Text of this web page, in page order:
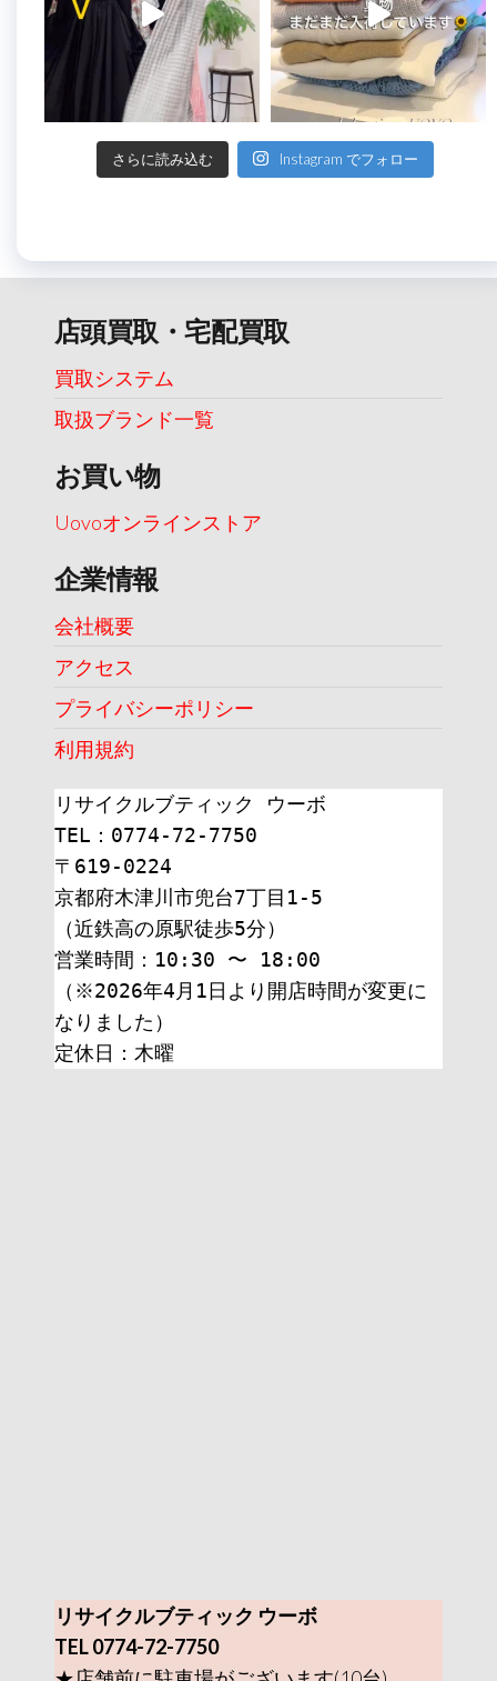
さらに読み込む Instagram でフォロー
店頭買取・宅配買取
買取システム
取扱ブランド一覧
お買い物
Uovoオンラインストア
企業情報
会社概要
アクセス
プライバシーポリシー
利用規約
リサイクルブティック ウーボ
TEL：0774-72-7750
〒619-0224
京都府木津川市兜台7丁目1-5
（近鉄高の原駅徒歩5分）
営業時間：10:30 〜 18:00
（※2026年4月1日より開店時間が変更に
なりました）
定休日：木曜
リサイクルブティック ウーボ
TEL 0774-72-7750